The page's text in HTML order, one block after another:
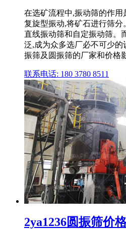
在选矿流程中,振动筛的作
复旋型振动,将矿石进行筛分
直线振动筛和自定振动筛。
泛,成为众多选厂必不可少的
振筛及圆振筛的厂家和价格
联系电话: 180 3780 8511
2ya1236圆振筛价